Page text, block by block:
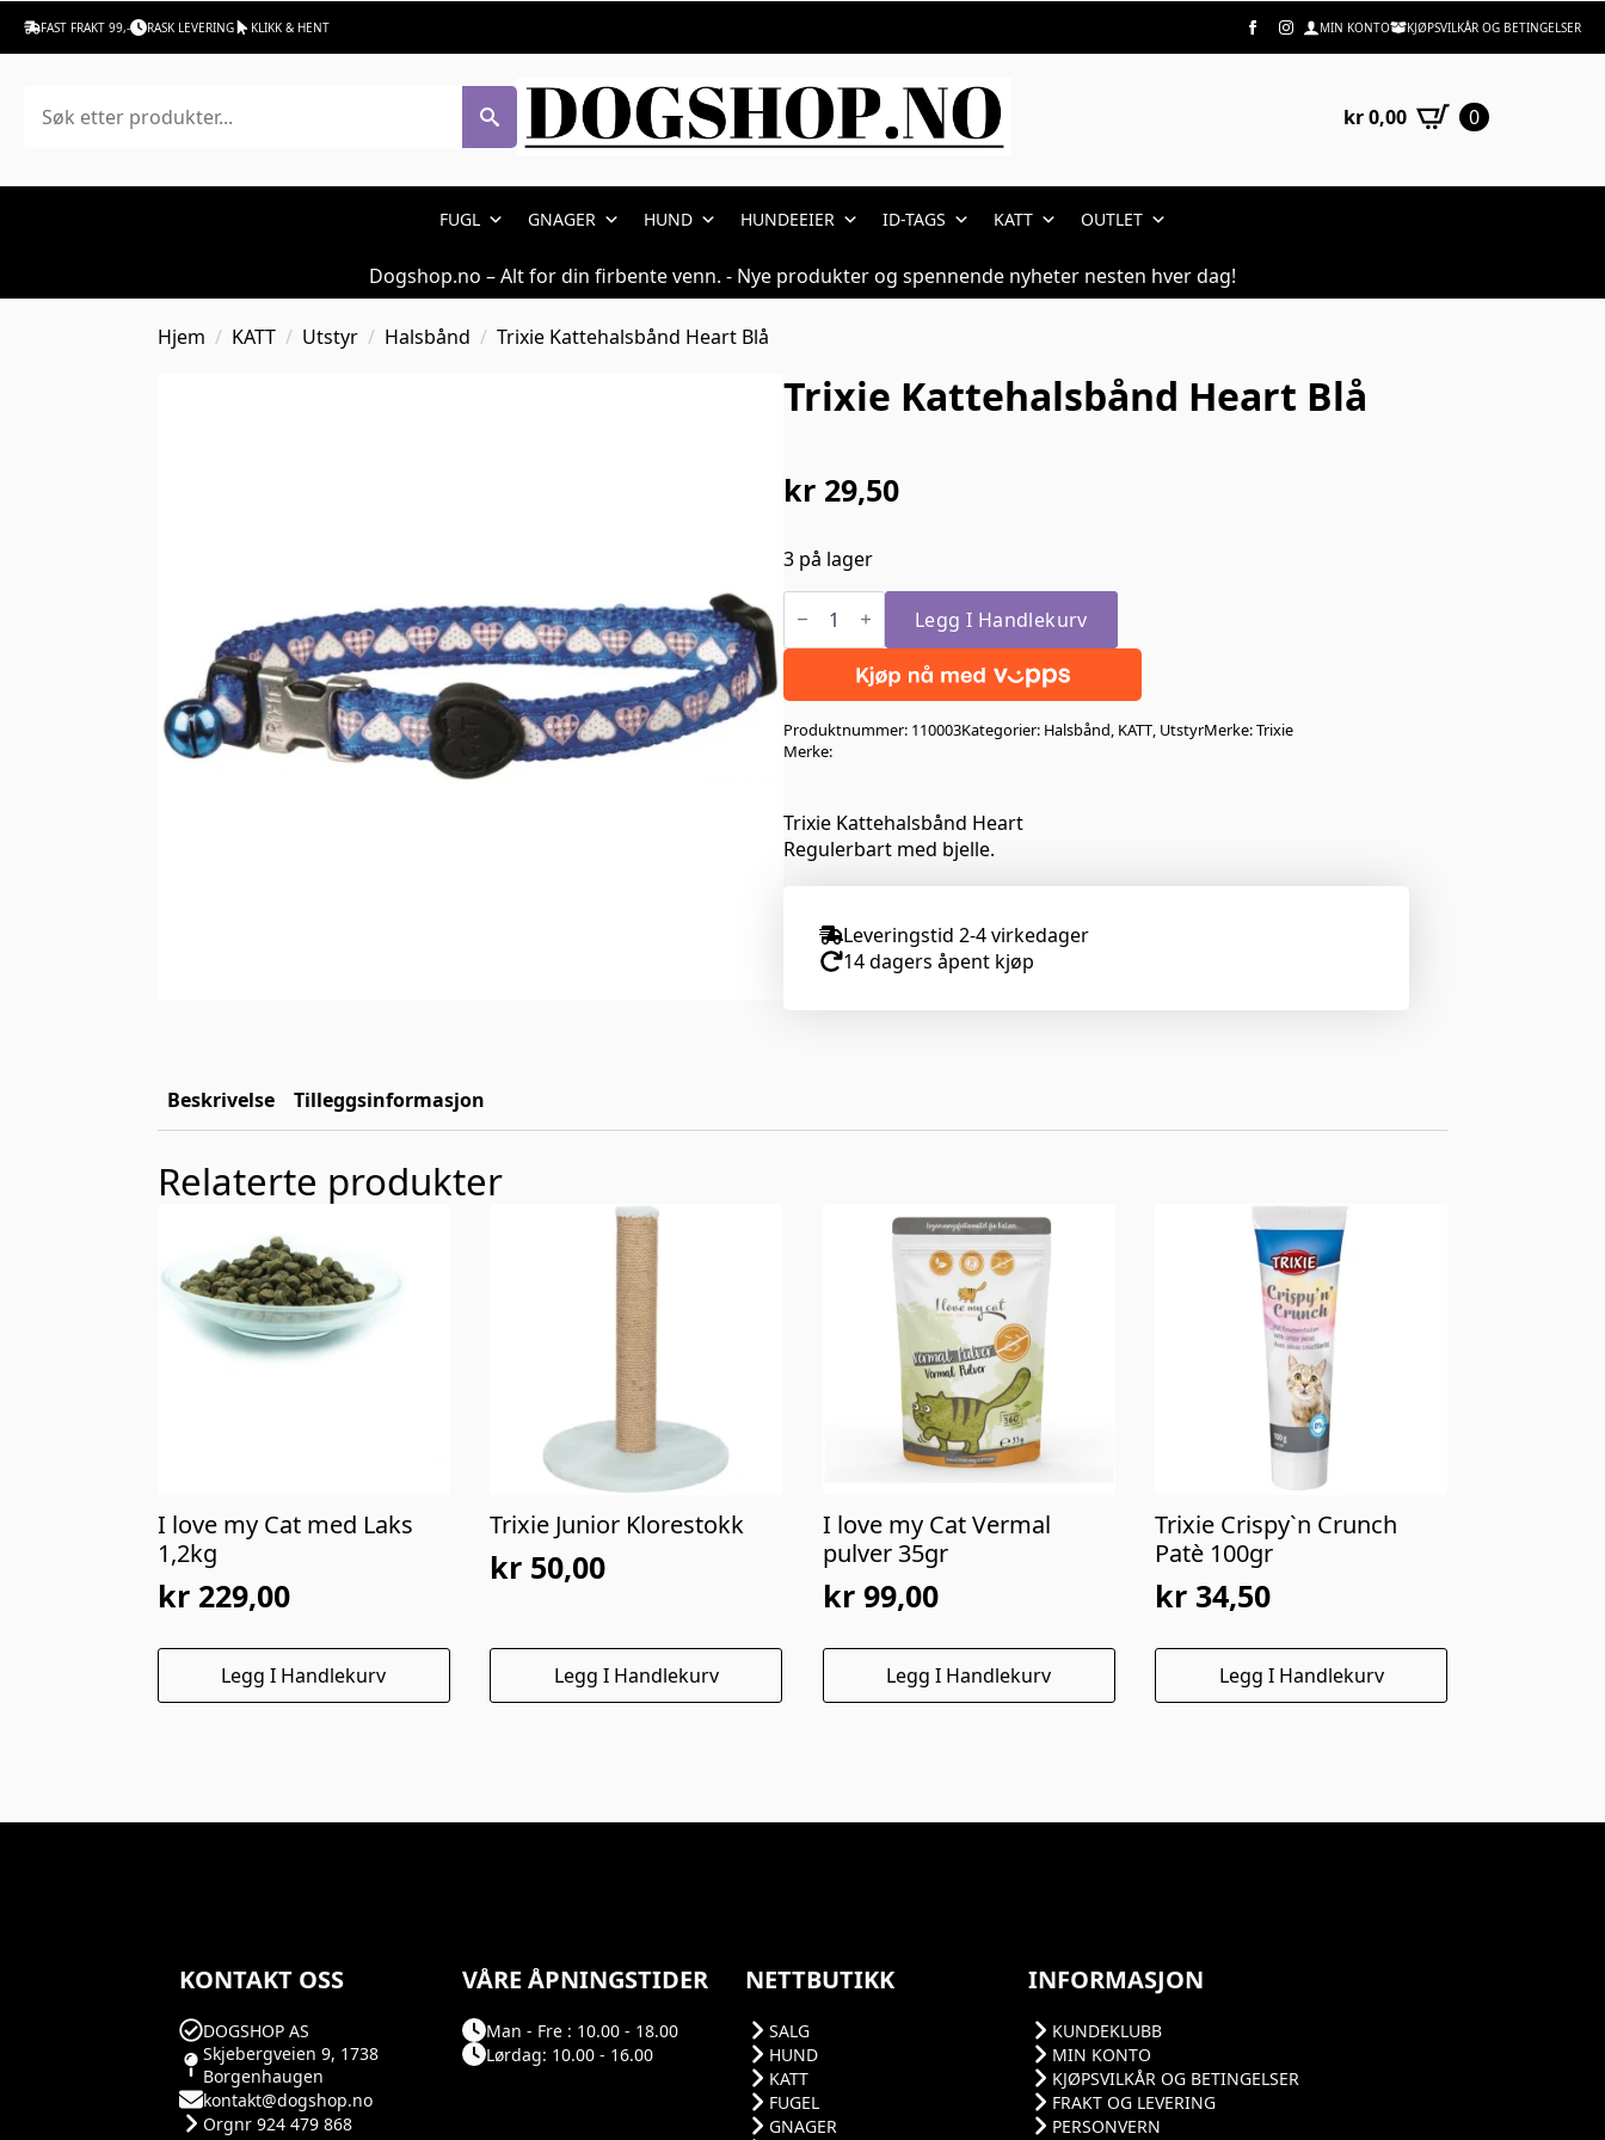
FAST FRAKT 99,- RASK LEVERING KLIKK & HENT MIN KONTO KJØPSVILKÅR OG BETINGELSER
kr0,00 0
FUGL GNAGER HUND HUNDEEIER ID-TAGS KATT OUTLET
Dogshop.no – Alt for din firbente venn. - Nye produkter og spennende nyheter nesten hver dag!
Hjem KATT Utstyr Halsbånd Trixie Kattehalsbånd Heart Blå
Trixie Kattehalsbånd Heart Blå
Opprinnelig
pris
var:
kr 59,00.
kr 29,50
Nåværende
pris
er:
kr 29,50.
3 på lager
Trixie
Kattehalsbånd
Blå
Legg I Handlekurv
Produktnummer: 110003Kategorier: Halsbånd, KATT, UtstyrMerke:Trixie
Merke:
Trixie Kattehalsbånd Heart
Regulerbart med bjelle.
Leveringstid 2-4 virkedager
14 dagers åpent kjøp
Beskrivelse Tilleggsinformasjon
Relaterte produkter
I love my Cat med Laks
1,2kg
kr 229,00
Legg I Handlekurv
Trixie Junior Klorestokk
Opprinnelig
var:
kr 100,00.
kr 50,00
Nåværende
er:
kr 50,00.Legg I Handlekurv
I love my Cat Vermal
pulver 35gr
kr99,00
Legg I Handlekurv
Trixie Crispy`n Crunch
Patè 100gr
Opprinnelig
pris
kr 34,50
Nåværende
pris
Legg I Handlekurv
KONTAKT OSS
DOGSHOP AS
Skjebergveien 9, 1738
Borgenhaugen
kontakt@dogshop.no
Orgnr 924 479 868
VÅRE ÅPNINGSTIDER
Man - Fre : 10.00 - 18.00
Lørdag: 10.00 - 16.00
NETTBUTIKK
SALG
HUND
KATT
FUGEL
GNAGER
INFORMASJON
KUNDEKLUBB
MIN KONTO
KJØPSVILKÅR OG BETINGELSER
FRAKT OG LEVERING
PERSONVERN